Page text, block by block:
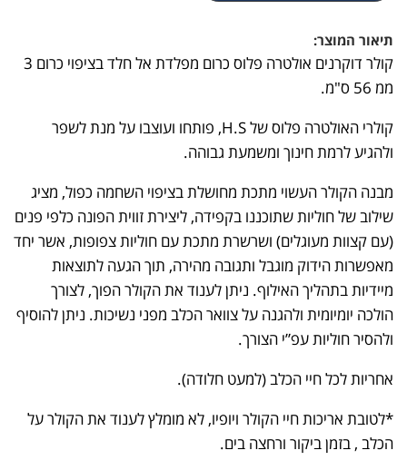
תיאור המוצר:
קולר דוקרנים אולטרה פלוס כרום מפלדת אל חלד בציפוי כרום 3
ממ 56 ס"מ.
קולרי האולטרה פלוס של H.S, פותחו ועוצבו על מנת לשפר
ולהגיע לרמת חינוך ומשמעת גבוהה.
מבנה הקולר העשוי מתכת מחושלת בציפוי השחמה כפול, מציג
שילוב של חוליות שתוכננו בקפידה, ליצירת זווית הפונה כלפי פנים
(עם קצוות מעוגלים) ושרשרת מתכת עם חוליות צפופות, אשר יחד
מאפשרות הידוק מוגבל ותגובה מהירה, תוך הגעה לתוצאות
מיידיות בתהליך האילוף. ניתן לענוד את הקולר הפוך, לצורך
הולכה יומיומית ולהגנה על צוואר הכלב מפני נשיכות. ניתן להוסיף
ולהסיר חוליות עפ”י הצורך.
אחריות לכל חיי הכלב (למעט חלודה).
*לטובת אריכות חיי הקולר ויופיו, לא מומלץ לענוד את הקולר על
הכלב , בזמן ביקור ורחצה בים.